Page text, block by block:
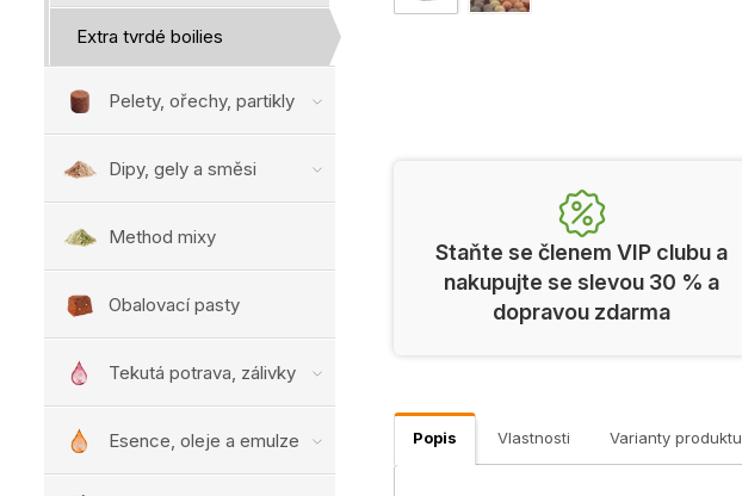
Extra tvrdé boilies
Pelety, ořechy, partikly
Dipy, gely a směsi
Method mixy
Obalovací pasty
Tekutá potrava, zálivky
Esence, oleje a emulze
Staňte se členem VIP clubu a
nakupujte se slevou 30 % a
dopravou zdarma
Popis Vlastnosti Varianty produktu